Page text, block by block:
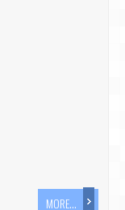
MORE...